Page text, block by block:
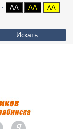
AA AA
AA
Искать